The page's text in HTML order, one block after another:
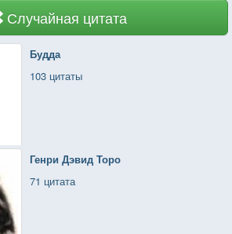
Случайная цитата
Будда
103 цитаты
Генри Дэвид Торо
71 цитата